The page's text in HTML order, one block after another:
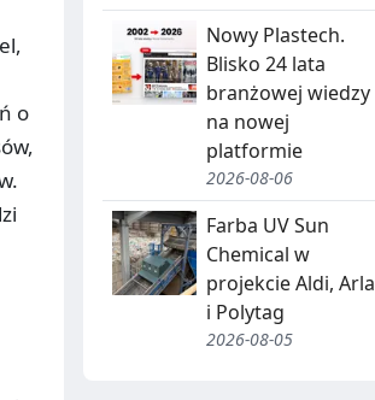
o
C
Y
L
N
O
D
B
Nowy Plastech.
Blisko 24 lata
branżowej wiedzy
na nowej
platformie
2026-08-06
Farba UV Sun
Chemical w
projekcie Aldi, Arla
i Polytag
2026-08-05